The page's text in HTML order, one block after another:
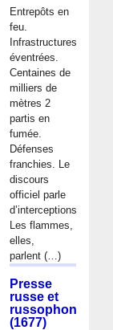
Entrepôts en
feu.
Infrastructures
éventrées.
Centaines de
milliers de
mètres 2
partis en
fumée.
Défenses
franchies. Le
discours
officiel parle
d’interceptions.
Les flammes,
elles,
parlent (…)
Presse
russe et
russophone
(1677)